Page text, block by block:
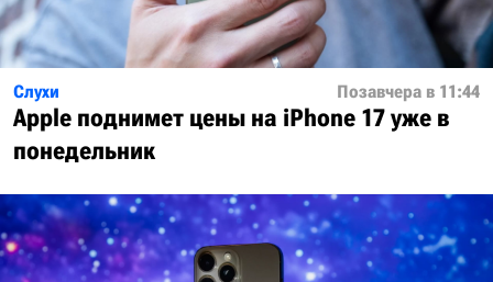
Слухи Позавчера в 11:44
Apple поднимет цены на iPhone 17 уже в
понедельник